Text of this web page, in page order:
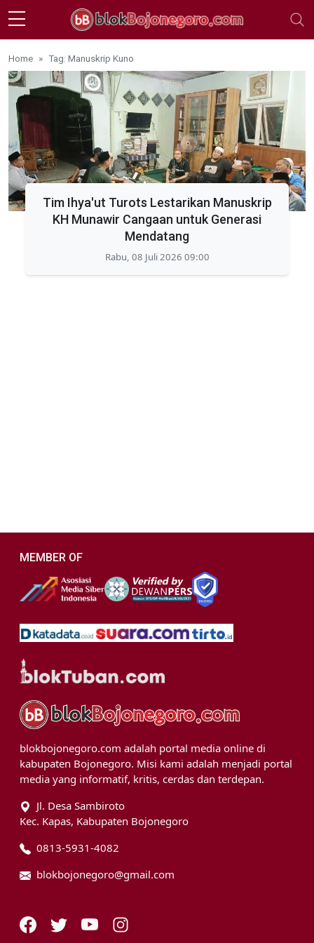
Skip to main content
Home Tag: Manuskrip Kuno
Tim Ihya'ut Turots Lestarikan Manuskrip
KH Munawir Cangaan untuk Generasi
Mendatang
Rabu, 08 Juli 2026 09:00
MEMBER OF
blokbojonegoro.com adalah portal media online di
kabupaten Bojonegoro. Misi kami adalah menjadi portal
media yang informatif, kritis, cerdas dan terdepan.
Jl. Desa Sambiroto
Kec. Kapas, Kabupaten Bojonegoro
0813-5931-4082
blokbojonegoro@gmail.com